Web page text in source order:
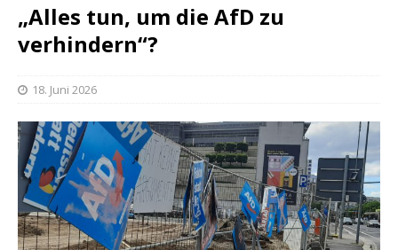
„Alles tun, um die AfD zu
verhindern“?
18. Juni 2026